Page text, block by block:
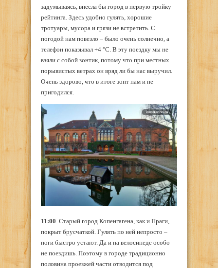
задумываясь, внесла бы город в первую тройку
рейтинга. Здесь удобно гулять, хорошие
тротуары, мусора и грязи не встретить. С
погодой нам повезло – было очень солнечно, а
телефон показывал +4 °С. В эту поездку мы не
взяли с собой зонтик, потому что при местных
порывистых ветрах он вряд ли бы нас выручил.
Очень здорово, что в итоге зонт нам и не
пригодился.
11:00 . Старый город Копенгагена, как и Праги,
покрыт брусчаткой. Гулять по ней непросто –
ноги быстро устают. Да и на велосипеде особо
не поездишь. Поэтому в городе традиционно
половина проезжей части отводится под